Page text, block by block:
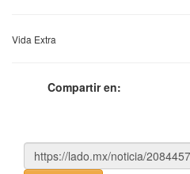
Vida Extra
Compartir en: